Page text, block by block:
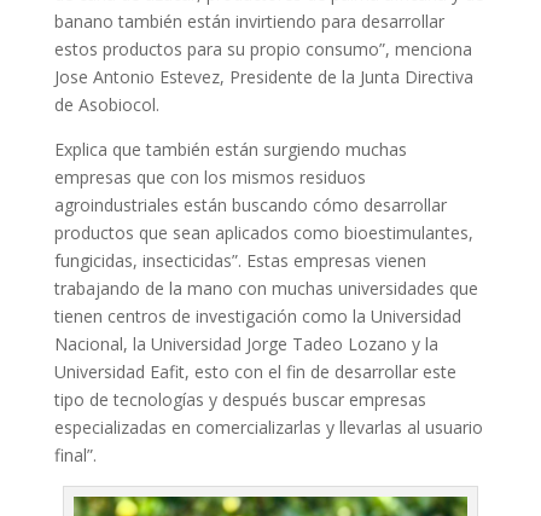
banano también están invirtiendo para desarrollar
estos productos para su propio consumo”, menciona
Jose Antonio Estevez, Presidente de la Junta Directiva
de Asobiocol.
Explica que también están surgiendo muchas
empresas que con los mismos residuos
agroindustriales están buscando cómo desarrollar
productos que sean aplicados como bioestimulantes,
fungicidas, insecticidas”. Estas empresas vienen
trabajando de la mano con muchas universidades que
tienen centros de investigación como la Universidad
Nacional, la Universidad Jorge Tadeo Lozano y la
Universidad Eafit, esto con el fin de desarrollar este
tipo de tecnologías y después buscar empresas
especializadas en comercializarlas y llevarlas al usuario
final”.